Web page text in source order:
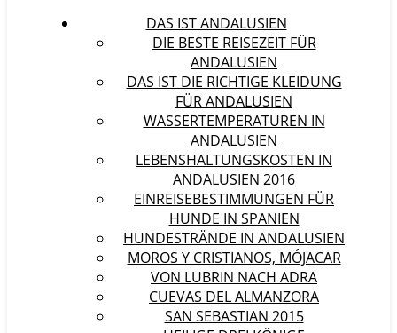
DAS IST ANDALUSIEN
DIE BESTE REISEZEIT FÜR
ANDALUSIEN
DAS IST DIE RICHTIGE KLEIDUNG
FÜR ANDALUSIEN
WASSERTEMPERATUREN IN
ANDALUSIEN
LEBENSHALTUNGSKOSTEN IN
ANDALUSIEN 2016
EINREISEBESTIMMUNGEN FÜR
HUNDE IN SPANIEN
HUNDESTRÄNDE IN ANDALUSIEN
MOROS Y CRISTIANOS, MÓJACAR
VON LUBRIN NACH ADRA
CUEVAS DEL ALMANZORA
SAN SEBASTIAN 2015